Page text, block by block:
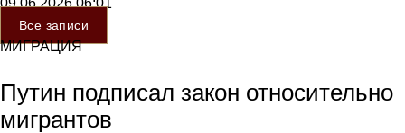
Все записи
МИГРАЦИЯ
Путин подписал закон относительно
мигрантов